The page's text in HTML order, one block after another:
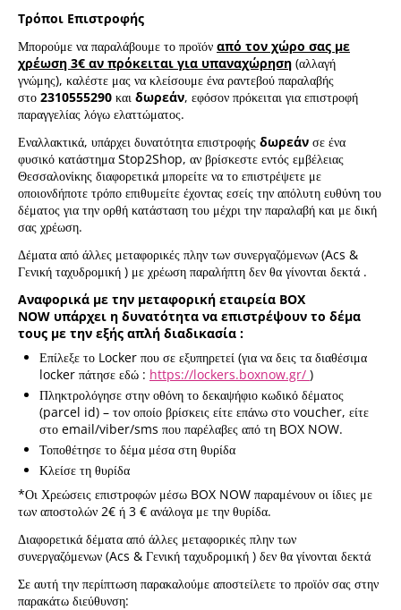
Τρόποι Επιστροφής
Μπορούμε να παραλάβουμε το προϊόν από τον χώρο σας με
χρέωση 3€ αν πρόκειται για υπαναχώρηση (αλλαγή
γνώμης), καλέστε μας να κλείσουμε ένα ραντεβού παραλαβής
στο 2310555290 και δωρεάν, εφόσον πρόκειται για επιστροφή
παραγγελίας λόγω ελαττώματος.
Εναλλακτικά, υπάρχει δυνατότητα επιστροφής δωρεάν σε ένα
φυσικό κατάστημα Stop2Shop, αν βρίσκεστε εντός εμβέλειας
Θεσσαλονίκης διαφορετικά μπορείτε να το επιστρέψετε με
οποιονδήποτε τρόπο επιθυμείτε έχοντας εσείς την απόλυτη ευθύνη του
δέματος για την ορθή κατάσταση του μέχρι την παραλαβή και με δική
σας χρέωση.
Δέματα από άλλες μεταφορικές πλην των συνεργαζόμενων (Acs &
Γενική ταχυδρομική ) με χρέωση παραλήπτη δεν θα γίνονται δεκτά .
Αναφορικά με την μεταφορική εταιρεία BOX
NOW υπάρχει η δυνατότητα να επιστρέψουν το δέμα
τους με την εξής απλή διαδικασία :
Επίλεξε το Locker που σε εξυπηρετεί (για να δεις τα διαθέσιμα
locker πάτησε εδώ : https://lockers.boxnow.gr/ )
Πληκτρολόγησε στην οθόνη το δεκαψήφιο κωδικό δέματος
(parcel id) – τον οποίο βρίσκεις είτε επάνω στο voucher, είτε
στο email/viber/sms που παρέλαβες από τη BOX NOW.
Τοποθέτησε το δέμα μέσα στη θυρίδα
Κλείσε τη θυρίδα
*Οι Χρεώσεις επιστροφών μέσω BOX NOW παραμένουν οι ίδιες με
των αποστολών 2€ ή 3 € ανάλογα με την θυρίδα.
Διαφορετικά δέματα από άλλες μεταφορικές πλην των
συνεργαζόμενων (Acs & Γενική ταχυδρομική ) δεν θα γίνονται δεκτά
Σε αυτή την περίπτωση παρακαλούμε αποστείλετε το προϊόν σας στην
παρακάτω διεύθυνση: